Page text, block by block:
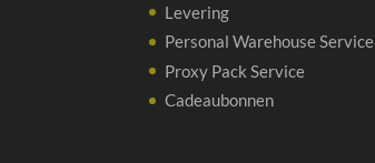
Levering
Personal Warehouse Service
Proxy Pack Service
Cadeaubonnen